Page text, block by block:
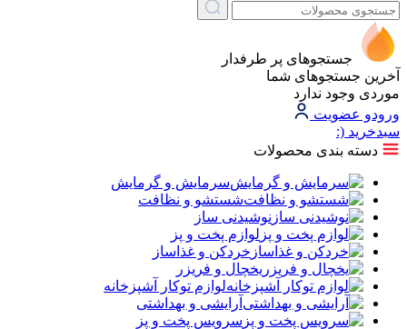
جستجوهای پر طرفدار
آخرین جستجوهای شما
موردی وجود ندارد
ورودو عضویت
سبد‌خرید (:
دسته بندی محصولات
سرمایش و گرمایش
شستشو و نظافت
نوشیدنی ساز
لوازم پخت و پز
خردکن و غذاساز
یخچال و فریزر
لوازم توکار آشپزخانه
آرایشی و بهداشتی
سرویس پخت و پز